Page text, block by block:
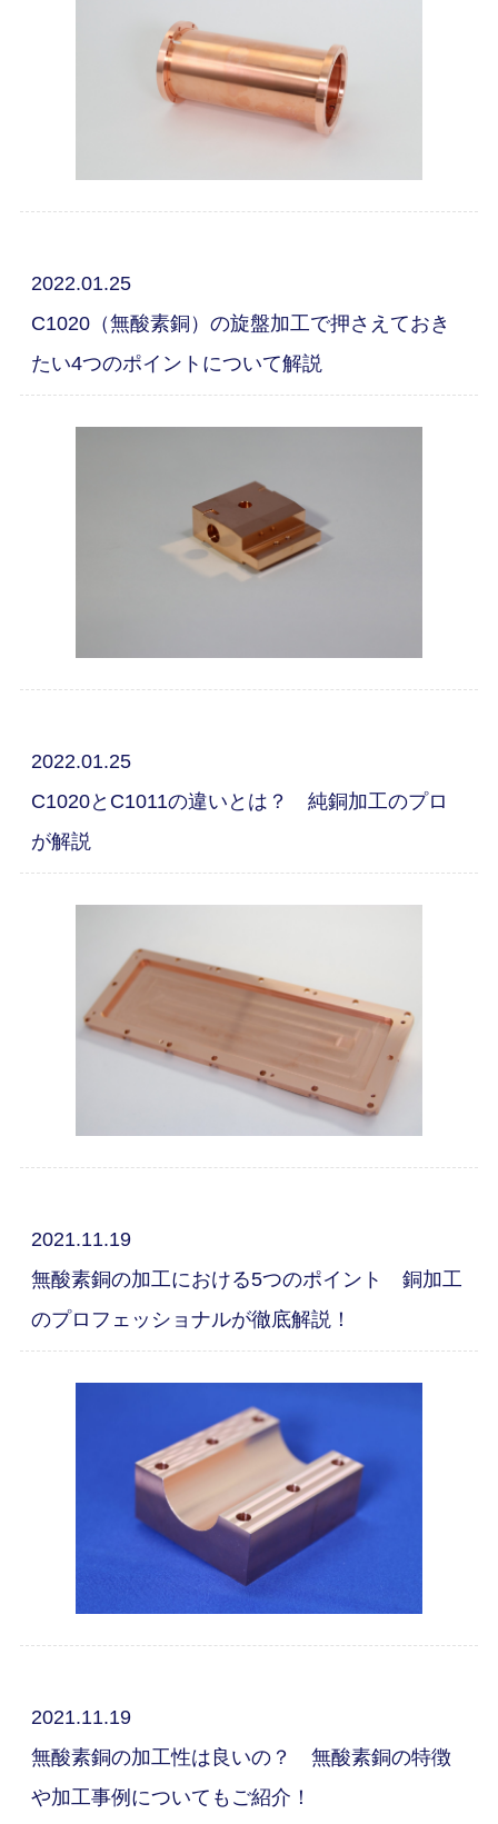
2022.01.25
C1020（無酸素銅）の旋盤加工で押さえておき
たい4つのポイントについて解説
2022.01.25
C1020とC1011の違いとは？ 純銅加工のプロ
が解説
2021.11.19
無酸素銅の加工における5つのポイント 銅加工
のプロフェッショナルが徹底解説！
2021.11.19
無酸素銅の加工性は良いの？ 無酸素銅の特徴
や加工事例についてもご紹介！